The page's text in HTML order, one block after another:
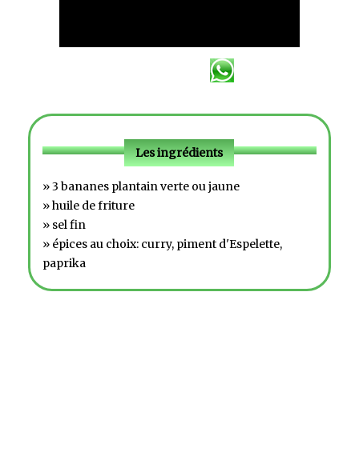
Les ingrédients
» 3 bananes plantain verte ou jaune
» huile de friture
» sel fin
» épices au choix: curry, piment d'Espelette,
paprika